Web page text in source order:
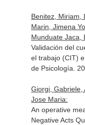
Benitez, Miriam,
Marin, Jimena
Munduate Jaca,
Validación del
el trabajo (CIT)
de Psicología .
Giorgi, Gabriele,
Jose Maria:
An operative
Negative Acts